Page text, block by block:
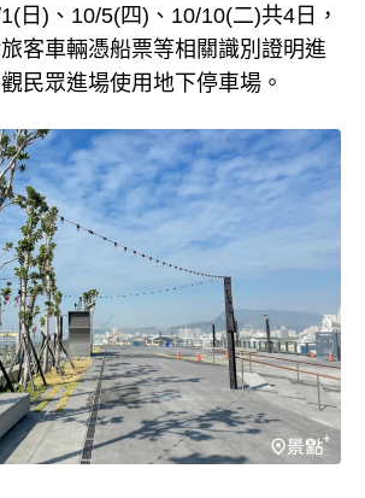
日)、10/5(四)、10/10(二)共4日，
客車輛憑船票等相關識別證明進
民眾進場使用地下停車場。